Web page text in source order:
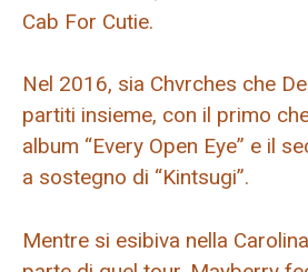
Cab For Cutie.
Nel 2016, sia Chvrches che
partiti insieme, con il primo
album “Every Open Eye” e il
a sostegno di “Kintsugi”.
Mentre si esibiva nella